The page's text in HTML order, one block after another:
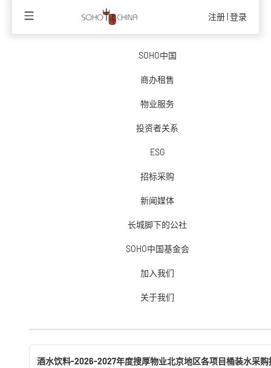
注册 登录
SOHO中国
商办租售
物业服务
投资者关系
ESG
招标采购
新闻媒体
长城脚下的公社
SOHO中国基金会
加入我们
关于我们
绿色可持续采
与合作伙伴团结协作，共同推动ESG工作
酒水饮料-2026-2027年度搜厚物业北京地区各项目桶装水采购